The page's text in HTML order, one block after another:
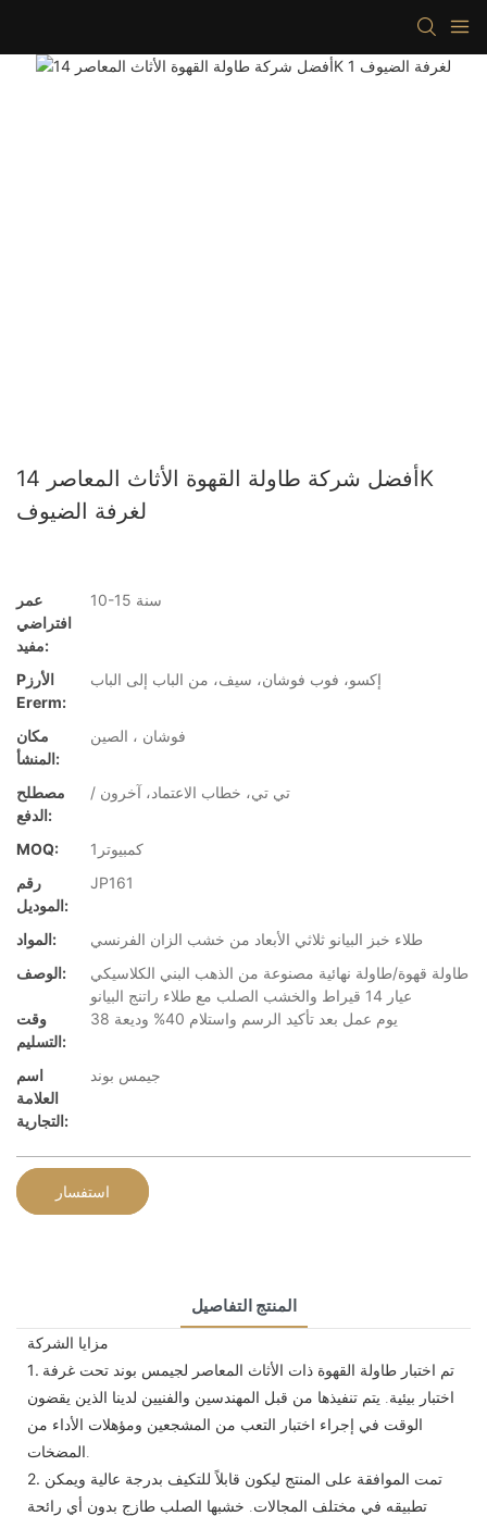
أفضل شركة طاولة القهوة الأثاث المعاصر 14K
لغرفة الضيوف
عمر
افتراضي
مفيد:
10-15 سنة
Pالأرز
Ererm:
إكسو، فوب فوشان، سيف، من الباب إلى الباب
مكان
المنشأ:
فوشان ، الصين
مصطلح
الدفع:
/ تي تي، خطاب الاعتماد، آخرون
MOQ:
كمبيوتر1
رقم
الموديل:
JP161
المواد:
طلاء خبز البيانو ثلاثي الأبعاد من خشب الزان الفرنسي
الوصف:
طاولة قهوة/طاولة نهائية مصنوعة من الذهب البني الكلاسيكي
عيار 14 قيراط والخشب الصلب مع طلاء راتنج البيانو
وقت
التسليم:
38 يوم عمل بعد تأكيد الرسم واستلام 40% وديعة
اسم
العلامة
التجارية:
جيمس بوند
استفسار
المنتج التفاصيل
مزايا الشركة
1. تم اختبار طاولة القهوة ذات الأثاث المعاصر لجيمس بوند تحت غرفة
اختبار بيئية. يتم تنفيذها من قبل المهندسين والفنيين لدينا الذين يقضون
الوقت في إجراء اختبار التعب من المشجعين ومؤهلات الأداء من
2. تمت الموافقة على المنتج ليكون قابلاً للتكيف بدرجة عالية ويمكن
تطبيقه في مختلف المجالات. خشبها الصلب طازج بدون أي رائحة